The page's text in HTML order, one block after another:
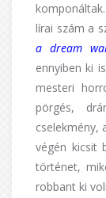
lírai szám a
a dream
ennyiben ki
mesteri
pörgés,
cselekmény,
végén kicsit
történet,
robbant ki